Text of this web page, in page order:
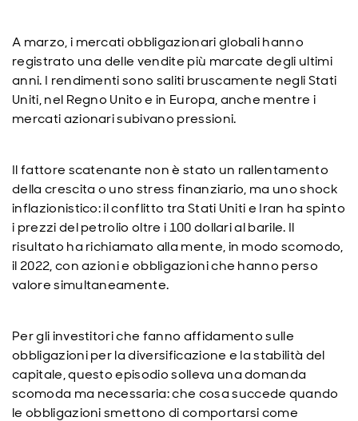
A marzo, i mercati obbligazionari globali hanno
registrato una delle vendite più marcate degli ultimi
anni. I rendimenti sono saliti bruscamente negli Stati
Uniti, nel Regno Unito e in Europa, anche mentre i
mercati azionari subivano pressioni.
Il fattore scatenante non è stato un rallentamento
della crescita o uno stress finanziario, ma uno shock
inflazionistico: il conflitto tra Stati Uniti e Iran ha spinto
i prezzi del petrolio oltre i 100 dollari al barile. Il
risultato ha richiamato alla mente, in modo scomodo,
il 2022, con azioni e obbligazioni che hanno perso
valore simultaneamente.
Per gli investitori che fanno affidamento sulle
obbligazioni per la diversificazione e la stabilità del
capitale, questo episodio solleva una domanda
scomoda ma necessaria: che cosa succede quando
le obbligazioni smettono di comportarsi come